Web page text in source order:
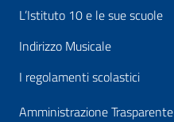
L’Istituto 10 e le sue scuole
Indirizzo Musicale
I regolamenti scolastici
Amministrazione Trasparente